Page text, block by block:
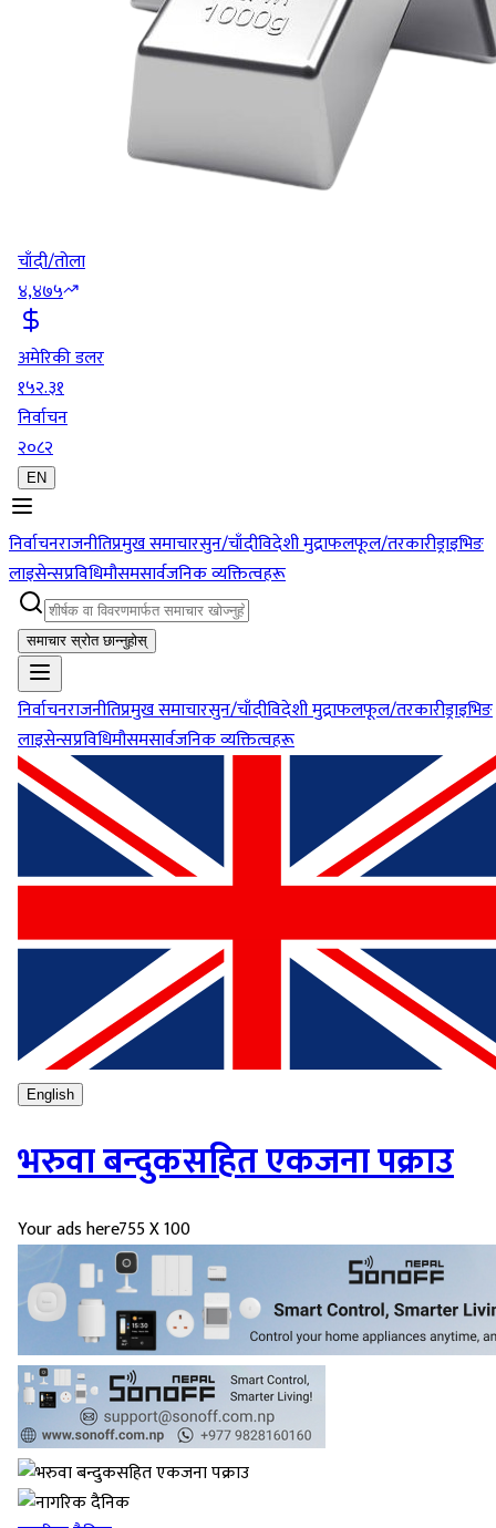
चाँदी/तोला
४,४७५
अमेरिकी डलर
१५२.३१
निर्वाचन
२०८२
EN
निर्वाचनराजनीतिप्रमुख समाचारसुन/चाँदीविदेशी मुद्राफलफूल/तरकारीड्राइभिङ
लाइसेन्सप्रविधिमौसमसार्वजनिक व्यक्तित्वहरू
समाचार स्रोत छान्नुहोस्
निर्वाचनराजनीतिप्रमुख समाचारसुन/चाँदीविदेशी मुद्राफलफूल/तरकारीड्राइभिङ
लाइसेन्सप्रविधिमौसमसार्वजनिक व्यक्तित्वहरू
English
भरुवा बन्दुकसहित एकजना पक्राउ
Your ads here755 X 100